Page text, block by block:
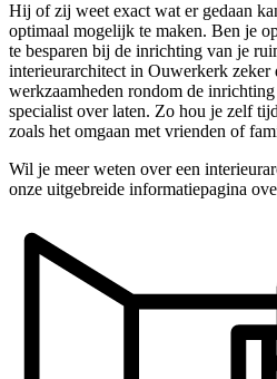
Hij of zij weet exact wat er gedaan
optimaal mogelijk te maken. Ben je
te besparen bij de inrichting van je
interieurarchitect in Ouwerkerk zeker
werkzaamheden rondom de
specialist over laten. Zo hou je zelf
zoals het omgaan met vrienden of
Wil je meer weten over een
onze uitgebreide informatiepagina